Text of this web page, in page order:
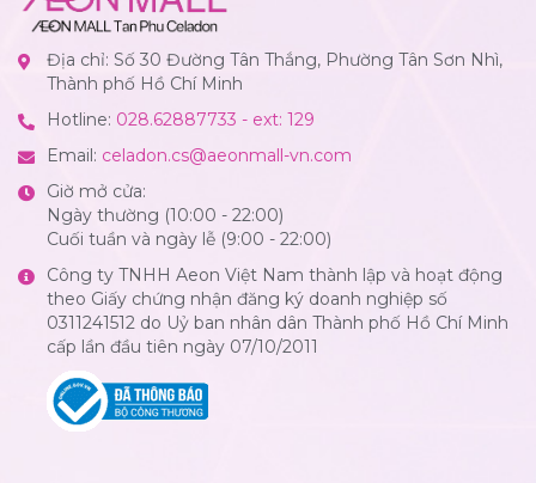
Địa chỉ: Số 30 Đường Tân Thắng, Phường Tân Sơn Nhì,
Thành phố Hồ Chí Minh
Hotline: 028.62887733 - ext: 129
Email: celadon.cs@aeonmall-vn.com
Giờ mở cửa:
Ngày thường (10:00 - 22:00)
Cuối tuần và ngày lễ (9:00 - 22:00)
Công ty TNHH Aeon Việt Nam thành lập và hoạt động
theo Giấy chứng nhận đăng ký doanh nghiệp số
0311241512 do Uỷ ban nhân dân Thành phố Hồ Chí Minh
cấp lần đầu tiên ngày 07/10/2011